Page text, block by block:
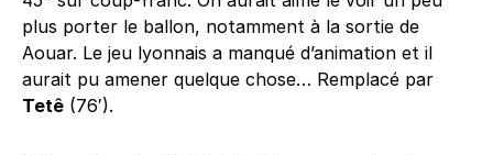
plus porter le ballon, notamment à la sortie de
Aouar. Le jeu lyonnais a manqué d’animation et il
aurait pu amener quelque chose… Remplacé par
Tetê (76′).